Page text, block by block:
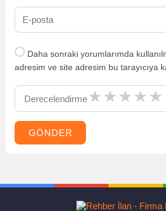
Daha sonraki yorumlarımda
adresim ve site adresim bu tarayıcıya
Derecelendirme
GÖNDER